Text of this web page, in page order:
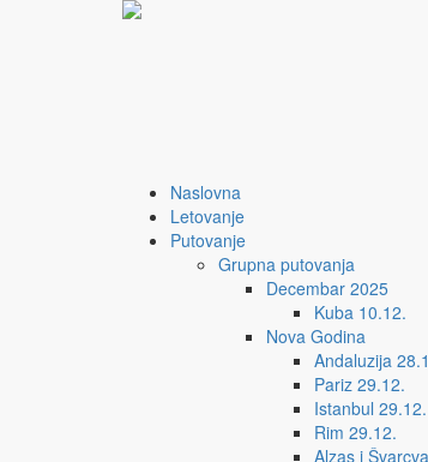
Skip to main content
Naslovna
Letovanje
Putovanje
Grupna putovanja
Decembar 2025
Kuba 10.12.
Nova Godina
Andaluzija
Pariz 29.12.
Istanbul 29.12.
Rim 29.12.
Alzas i